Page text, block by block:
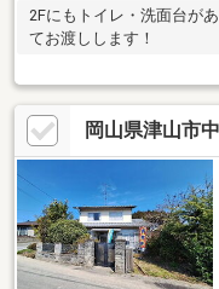
2Fにもトイレ・洗面台が
てお渡しします！
岡山県津山市